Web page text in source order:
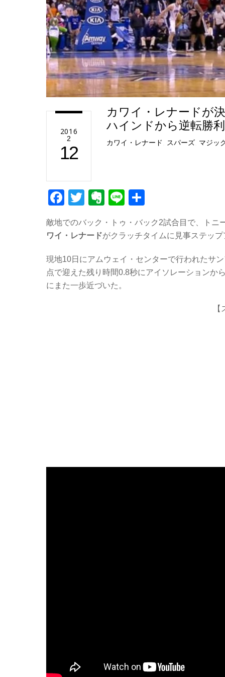
2016
2
12
カワイ・レナードが
ハインドから逆転勝利
カワイ・レナード スパーズ マジッ
F
c
b
o
o
T
tt
E
er
n
ot
e
Li
e
敵地でのバック・トゥ・バック2試合目で、トニ
ワイ・レナードがクラッチタイムに見事ステッ
現地10日にアムウェイ・センターで行われたサ
点で迎えた残り時間0.8秒にアイソレーションか
にまた一歩近づいた。